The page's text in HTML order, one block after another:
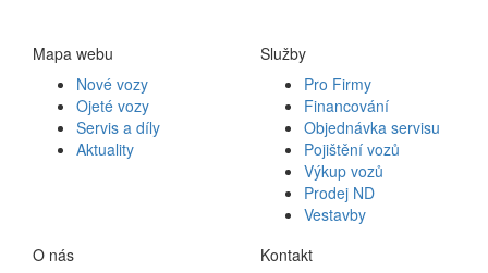
Mapa webu
Nové vozy
Ojeté vozy
Servis a díly
Aktuality
Služby
Pro Firmy
Financování
Objednávka servisu
Pojištění vozů
Výkup vozů
Prodej ND
Vestavby
O nás
Kontakt